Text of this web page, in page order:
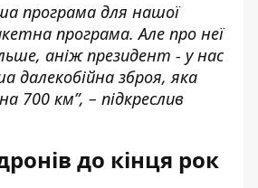
програма для нашої
програма. Але про неї
аніж президент - у нас
далекобійна зброя, яка
700 км”, – підкреслив
до кінця рок